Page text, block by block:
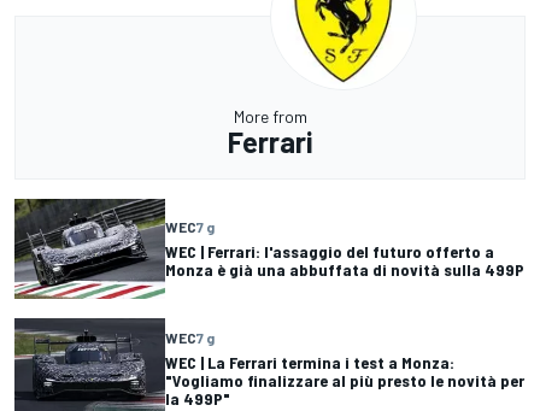
More from
Ferrari
WEC7 g
WEC | Ferrari: l'assaggio del futuro offerto a
Monza è già una abbuffata di novità sulla 499P
WEC7 g
WEC | La Ferrari termina i test a Monza:
"Vogliamo finalizzare al più presto le novità per
la 499P"